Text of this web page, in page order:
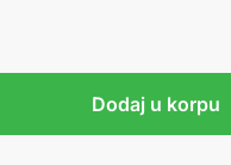
Dodaj u korpu